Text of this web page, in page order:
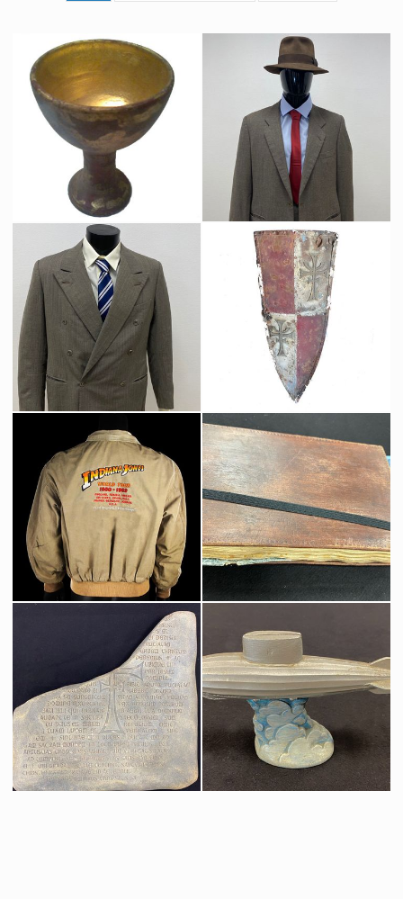
Saint Graal original du film Indiana Jones et la Dernière Croisade
Fait pour la production
Costume original d'Indiana Jones à Venise (Harrison Ford)
Vu à l'écran
Costume Original du Professeur Marcus Brody (Denholm Elliot)
Vu à l'écran
Bouclier original de la statue du Chevalier du Graal dans le temple
Vu à l'écran
Blouson de l'équipe de tournage "World Tour 1980-1989" de La Dernière Croisade
Fait pour la production
Journal du Graal original
Vu à l'écran